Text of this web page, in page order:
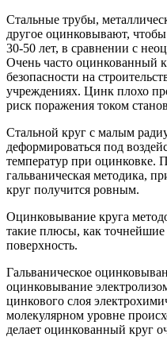
Стальные трубы,
другое оцинковывают,
30-50 лет, в сравнении с
Очень часто оцинкованный
безопасности на
учреждениях. Цинк плохо
риск поражения током
Стальной круг с малым
деформироваться под
температур при оцинковке.
гальваническая методика,
круг получится ровным.
Оцинковывание круга
такие плюсы, как
поверхность.
Гальваническое
оцинковывание
цинкового слоя
молекулярном уровне
делает оцинкованный круг